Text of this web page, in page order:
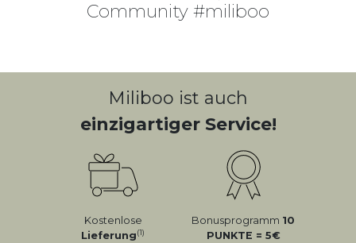
Community #miliboo
Miliboo ist auch
einzigartiger Service!
Kostenlose
Lieferung(1)
Bonusprogramm 10
PUNKTE = 5